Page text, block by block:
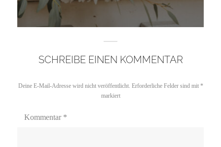
SCHREIBE EINEN KOMMENTAR
Deine E-Mail-Adresse wird nicht veröffentlicht. Erforderliche Felder sind mit *
markiert
Kommentar *